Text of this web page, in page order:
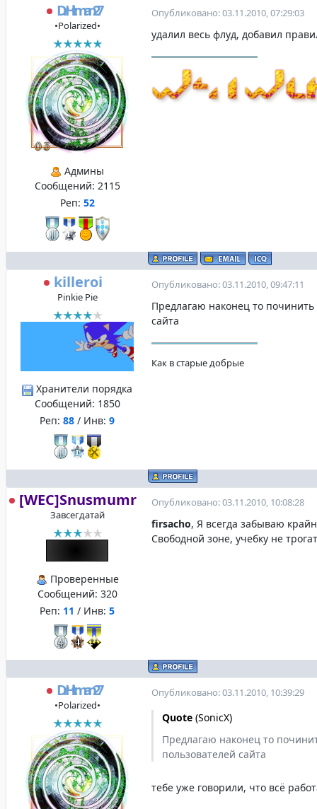
DrHitman27
•Polarized•
Админы
Сообщений: 2115
Реп: 52
Опубликовано: 03.11.2010, 07:29:03
удалил весь флуд, добавил
killeroi
Pinkie Pie
Хранители порядка
Сообщений: 1850
Реп: 88 / Инв: 9
Опубликовано: 03.11.2010, 09:47:11
Предлагаю наконец то починить
сайта
Как в старые добрые
[WEC]Snusmumr
Завсегдатай
Проверенные
Сообщений: 320
Реп: 11 / Инв: 5
Опубликовано: 03.11.2010, 10:08:28
firsacho, Я всегда забываю
Свободной зоне, учебку не
DrHitman27
•Polarized•
Опубликовано: 03.11.2010, 10:39:29
Quote (SonicX)
Предлагаю наконец то
пользователей сайта
тебе уже говорили, что всё